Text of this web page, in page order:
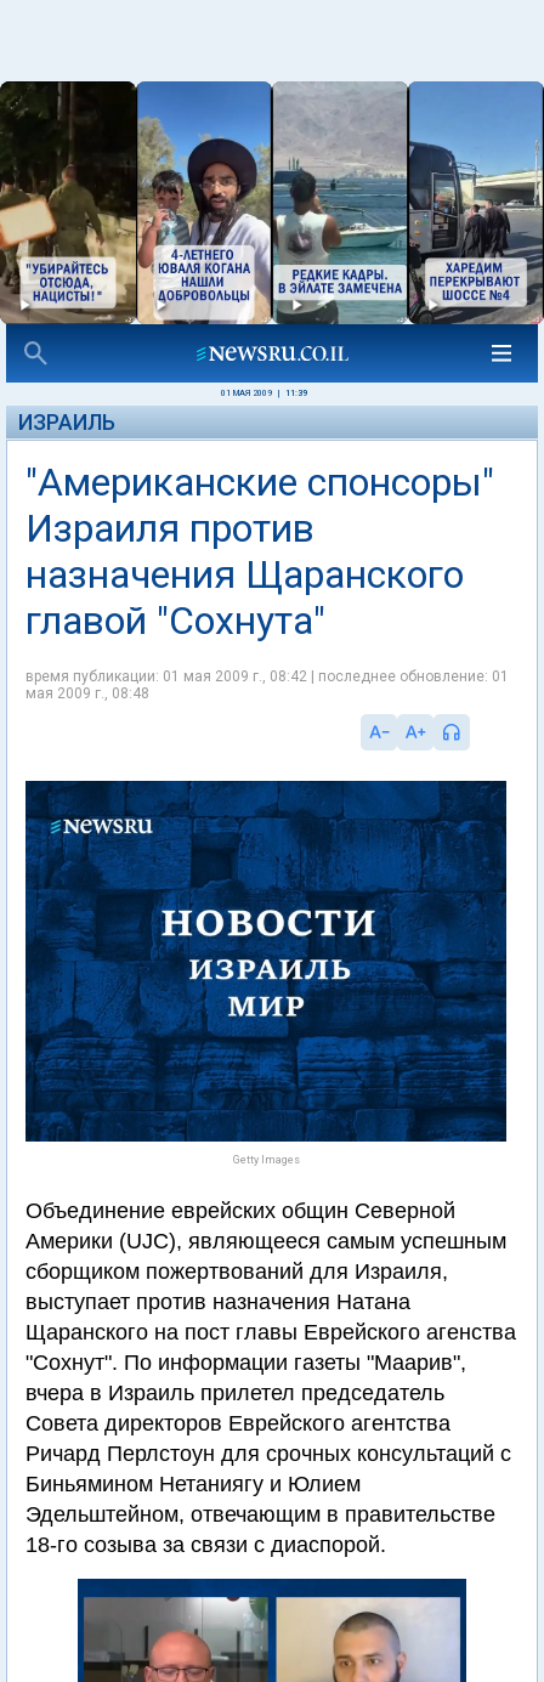
01 МАЯ 2009 11:39
ИЗРАИЛЬ
"Американские спонсоры"
Израиля против
назначения Щаранского
главой "Сохнута"
время публикации: 01 мая 2009 г., 08:42 | последнее обновление: 01
мая 2009 г., 08:48
Getty Images
Объединение еврейских общин Северной
Америки (UJC), являющееся самым успешным
сборщиком пожертвований для Израиля,
выступает против назначения Натана
Щаранского на пост главы Еврейского агенства
"Сохнут". По информации газеты "Маарив",
вчера в Израиль прилетел председатель
Совета директоров Еврейского агентства
Ричард Перлстоун для срочных консультаций с
Биньямином Нетаниягу и Юлием
Эдельштейном, отвечающим в правительстве
18-го созыва за связи с диаспорой.